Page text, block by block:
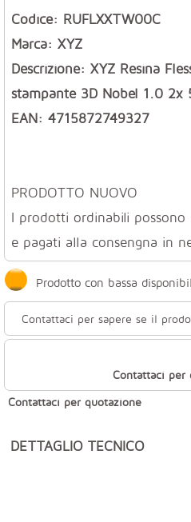
Codice: RUFLXXTW00C
Marca: XYZ
Descrizione: XYZ Resina
stampante 3D Nobel 1.0 2x
EAN: 4715872749327
PRODOTTO NUOVO
I prodotti ordinabili possono
e pagati alla consengna in
Prodotto con bassa
Contattaci per sapere se il
Contattaci per
Contattaci per quotazione
DETTAGLIO TECNICO